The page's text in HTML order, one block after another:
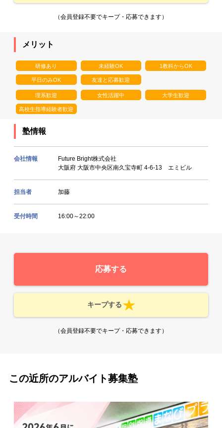
（会員登録不要でキープ・応募できます）
メリット
研修あり 未経験OK 1教科からOK
平日のみOK 友達と応募歓迎
理系歓迎 女性活躍中 大学生歓迎
高校生指導経験者歓迎
塾情報
会社情報
Future Bright株式会社
大阪府 大阪市中央区南久宝寺町 4-6-13 エミビル
担当者 加藤
受付時間 16:00～22:00
応募する
キープする
（会員登録不要でキープ・応募できます）
この近所のアルバイト募集塾